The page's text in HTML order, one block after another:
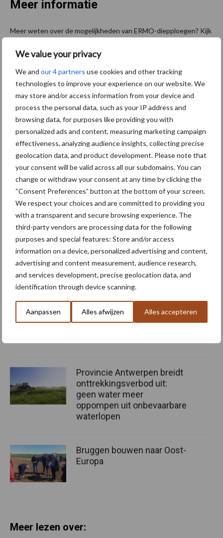
We value your privacy
We and our 4 partners use cookies and other tracking
technologies to improve your experience on our website. We
may store and/or access information from your device and
process the personal data, such as your IP address and
browsing data, for purposes like providing you with
personalized ads and content, measuring marketing campaign
effectiveness, analyzing audience insights, collecting precise
geolocation data, and product development. Please note that
your consent will be valid across all our subdomains. You can
change or withdraw your consent at any time by clicking the
“Consent Preferences” button at the bottom of your screen.
We respect your choices and are committed to providing you
with a transparent and secure browsing experience. The
third-party vendors are processing data for the following
purposes and special features: Store and/or access
information on a device, personalized advertising and content,
advertising and content measurement, audience research,
and services development, precise geolocation data, and
identification through device scanning.
Aanpassen Alles afwijzen Alles accepteren
Meer informatie
Meer weten over de mogelijkheden van ERMO-diepploegen? Kijk
info@wnkramer.nl
Dit is een artikel uit de Akkerbouwkrant. Wil je deze thuis
ontvangen? Klik hier.
Tekst: Martin de Vries
Beeld: WN Kramer
Meer artikelen over
Nieuwe compacte
gedragen pootcombinatie
Provincie Antwerpen breidt
onttrekkingsverbod uit:
geen water meer
oppompen uit onbevaarbare
waterlopen
Bruggen bouwen naar Oost-
Europa
Meer lezen over: